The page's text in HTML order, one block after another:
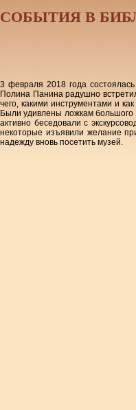
CОБЫТИЯ В
3 февраля 2018 года
Полина Панина радушно
чего, какими инструментами и
Были удивлены ложкам большого
активно беседовали с
некоторые изъявили желание
надежду вновь посетить музей.